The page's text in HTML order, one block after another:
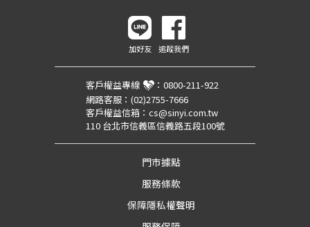
加好友 追蹤我們
客戶權益專線 ： 0800-211-922
網路客服： (02)2755-7666
客戶權益信箱： cs@sinyi.com.tw
110 台北市信義區信義路五段100號
門市據點
服務條款
保障隱私權聲明